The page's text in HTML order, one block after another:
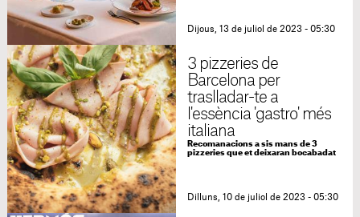
Dijous, 13 de juliol de 2023 - 05:30
3 pizzeries de
Barcelona per
traslladar-te a
l'essència 'gastro' més
italiana
Recomanacions a sis mans de 3
pizzeries que et deixaran bocabadat
Dilluns, 10 de juliol de 2023 - 05:30